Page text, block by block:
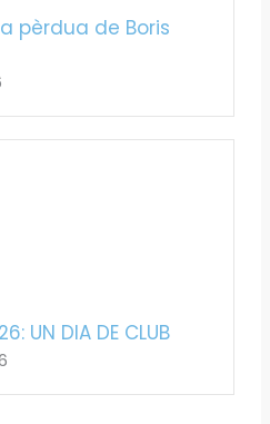
pèrdua de Boris
UN DIA DE CLUB